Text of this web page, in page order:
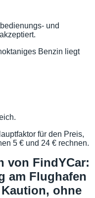
und
Benzin liegt
für den Preis,
5 € und 24 € rechnen.
von FindYCar:
am Flughafen
ohne